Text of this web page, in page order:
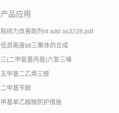
产品应用
粘结力改善助剂nt add as3228.pdf
低游离度tdi三聚体的合成
三(二甲氨基丙基)六氢三嗪
五甲基二乙烯三胺
二甲基苄胺
甲基单乙醇胺防护措施